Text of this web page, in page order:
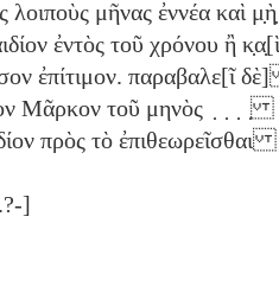
λοιποὺς μῆνας ἐννέα καὶ
ἐντὸς τοῦ χρόνου ἢ
ἐπίτιμον. παραβαλε[ῖ
Μᾶρκον τοῦ μηνὸς
πρὸς τὸ ἐπιθεωρεῖσθαι
]